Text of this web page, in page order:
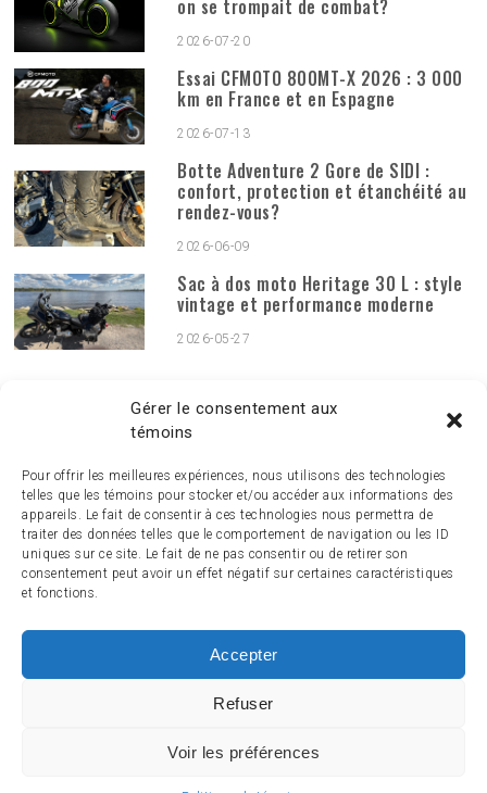
Gérer le consentement aux
témoins
Pour offrir les meilleures expériences, nous utilisons des technologies
telles que les témoins pour stocker et/ou accéder aux informations des
appareils. Le fait de consentir à ces technologies nous permettra de
traiter des données telles que le comportement de navigation ou les ID
uniques sur ce site. Le fait de ne pas consentir ou de retirer son
consentement peut avoir un effet négatif sur certaines caractéristiques
et fonctions.
Accepter
Refuser
Voir les préférences
on se trompait de combat?
2026-07-20
Essai CFMOTO 800MT-X 2026 : 3 000
km en France et en Espagne
2026-07-13
Botte Adventure 2 Gore de SIDI :
confort, protection et étanchéité au
rendez-vous?
2026-06-09
Sac à dos moto Heritage 30 L : style
vintage et performance moderne
2026-05-27
PUBLICATIONS MENSUELLES Publications
ACTUALITÉ ARTICLES
© 2014-2024 MagazineMoto.com - Tous droits réservés.